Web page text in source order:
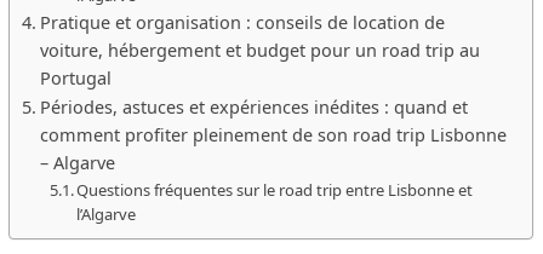
Pratique et organisation : conseils de location de
voiture, hébergement et budget pour un road trip au
Portugal
Périodes, astuces et expériences inédites : quand et
comment profiter pleinement de son road trip Lisbonne
– Algarve
Questions fréquentes sur le road trip entre Lisbonne et
l’Algarve